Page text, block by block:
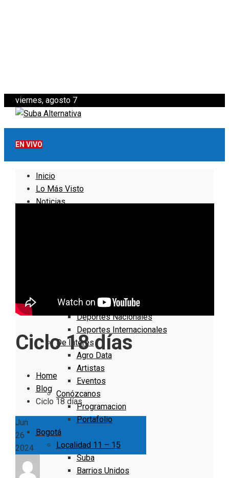
viernes, agosto 7
EN VIVO
Inicio
Lo Más Visto
Noticias
Deportes Locales
Deportes Nacionales
Deportes Internacionales
De Interés
Agro Data
Artistas
Eventos
Conózcanos
Programacion
Portafolio
Bogotá
Localidad 11 – 15
Suba
Barrios Unidos
Ciclo 18 días
Home
Blog
Ciclo 18 días
Jun
26
2024